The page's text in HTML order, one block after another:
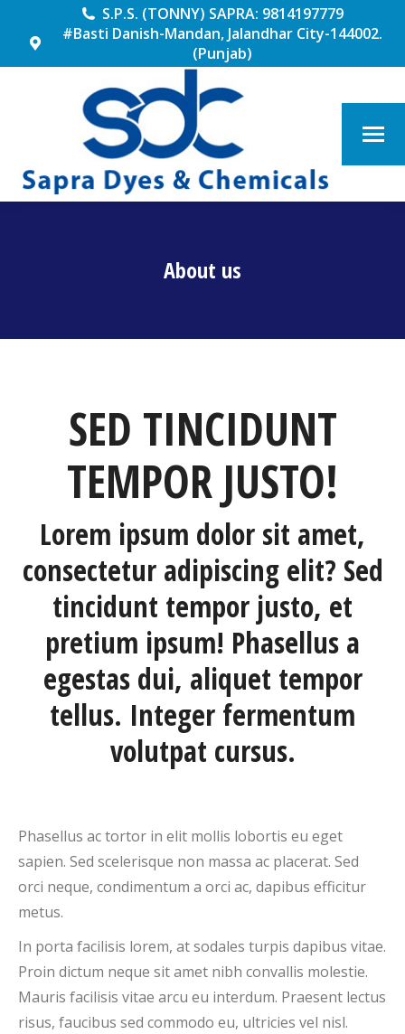
S.P.S. (TONNY) SAPRA: 9814197779
#Basti Danish-Mandan, Jalandhar City-144002.
(Punjab)
About us
SED TINCIDUNT
TEMPOR JUSTO!
Lorem ipsum dolor sit amet,
consectetur adipiscing elit? Sed
tincidunt tempor justo, et
pretium ipsum! Phasellus a
egestas dui, aliquet tempor
tellus. Integer fermentum
volutpat cursus.
Phasellus ac tortor in elit mollis lobortis eu eget
sapien. Sed scelerisque non massa ac placerat. Sed
orci neque, condimentum a orci ac, dapibus efficitur
metus.
In porta facilisis lorem, at sodales turpis dapibus vitae.
Proin dictum neque sit amet nibh convallis molestie.
Mauris facilisis vitae arcu eu interdum. Praesent lectus
risus, faucibus sed commodo eu, ultricies vel nisl.